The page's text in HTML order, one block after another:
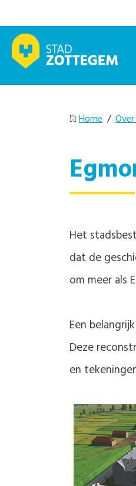
Home /
Het
dat de
om meer als
Een
Deze
en